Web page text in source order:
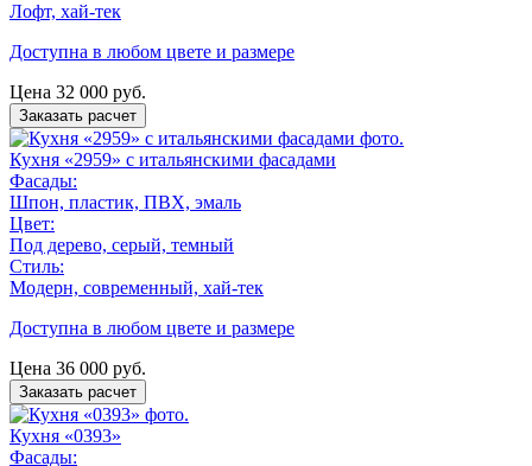
Лофт, хай-тек
Доступна в любом цвете и размере
Цена 32 000 руб.
Заказать расчет
Кухня «2959» с итальянскими фасадами
Фасады:
Шпон, пластик, ПВХ, эмаль
Цвет:
Под дерево, серый, темный
Стиль:
Модерн, современный, хай-тек
Доступна в любом цвете и размере
Цена 36 000 руб.
Заказать расчет
Кухня «0393»
Фасады: